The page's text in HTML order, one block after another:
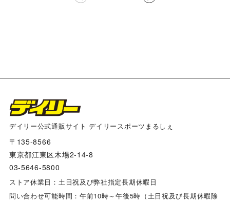
デイリー公式通販サイト デイリースポーツまるしぇ
〒135-8566
東京都江東区木場2-14-8
03-5646-5800
ストア休業日：土日祝及び弊社指定長期休暇日
問い合わせ可能時間：午前10時～午後5時（土日祝及び長期休暇除